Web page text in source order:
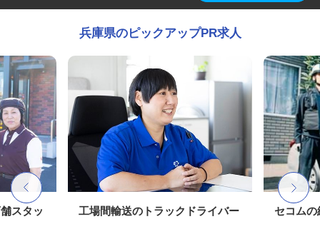
兵庫県のピックアップPR求人
スタッ 工場間輸送のトラックドライバー セコムの